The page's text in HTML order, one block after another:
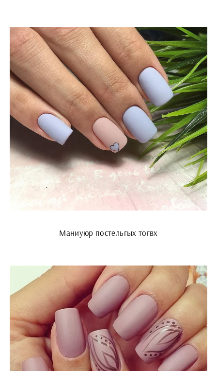
Маниуюр постельгых тогвх